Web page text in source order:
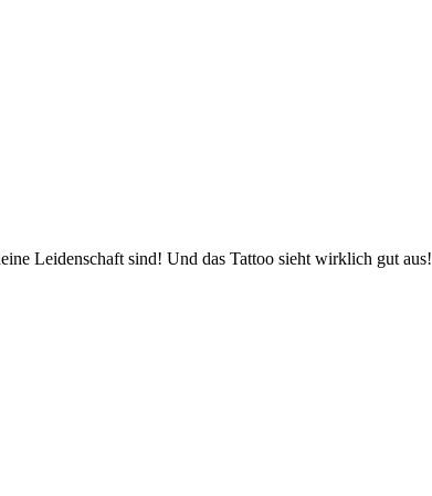
Leidenschaft sind! Und das Tattoo sieht wirklich gut aus!